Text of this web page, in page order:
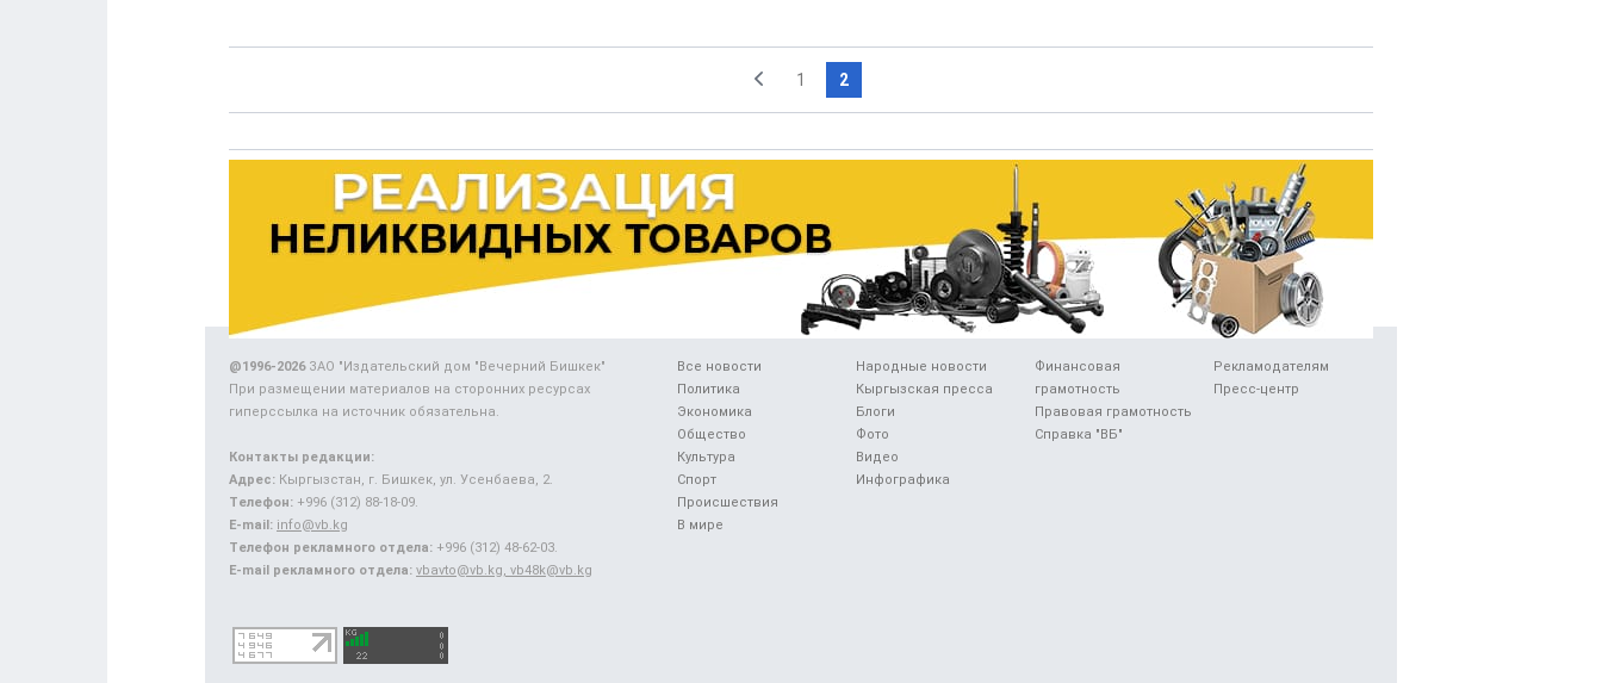
1 2
Все новости
Политика
Экономика
Общество
Культура
Спорт
Происшествия
В мире
Народные новости
Кыргызская пресса
Блоги
Фото
Видео
Инфографика
Финансовая
грамотность
Правовая грамотность
Справка "ВБ"
Рекламодателям
Пресс-центр
@1996-2026ЗАО "Издательский дом "Вечерний Бишкек"
При размещении материалов на сторонних ресурсах
гиперссылка на источник обязательна.
Контакты редакции:
Адрес: Кыргызстан, г. Бишкек, ул. Усенбаева, 2.
Телефон: +996 (312) 88-18-09.
E-mail: info@vb.kg
Телефон рекламного отдела: +996 (312) 48-62-03.
E-mail рекламного отдела: vbavto@vb.kg, vb48k@vb.kg